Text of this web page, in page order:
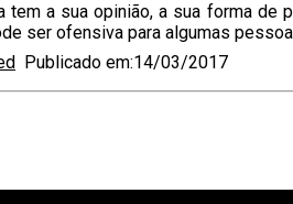
tem a sua opinião, a sua forma de
ser ofensiva para algumas
Publicado em:14/03/2017